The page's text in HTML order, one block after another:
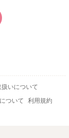
いについて
ついて
利用規約